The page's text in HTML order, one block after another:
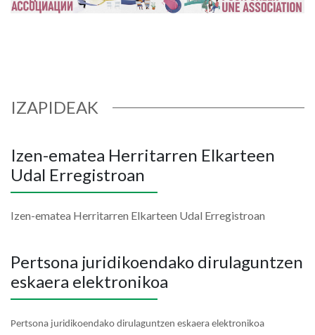
IZAPIDEAK
Izen-ematea Herritarren Elkarteen
Udal Erregistroan
Izen-ematea Herritarren Elkarteen Udal Erregistroan
Pertsona juridikoendako dirulaguntzen
eskaera elektronikoa
Pertsona juridikoendako dirulaguntzen eskaera elektronikoa